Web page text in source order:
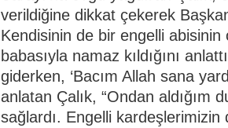
verildiğine dikkat çekerek
Kendisinin de bir engelli
babasıyla namaz kıldığını
giderken, ‘Bacım Allah sana
anlatan Çalık, “Ondan aldığım
sağlardı. Engelli kardeşlerimizin